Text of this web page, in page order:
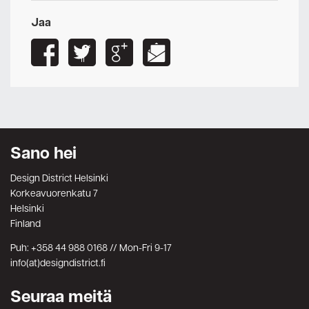
Jaa
Sano hei
Design District Helsinki
Korkeavuorenkatu 7
Helsinki
Finland
Puh: +358 44 988 0168 // Mon-Fri 9-17
info(at)designdistrict.fi
Seuraa meitä